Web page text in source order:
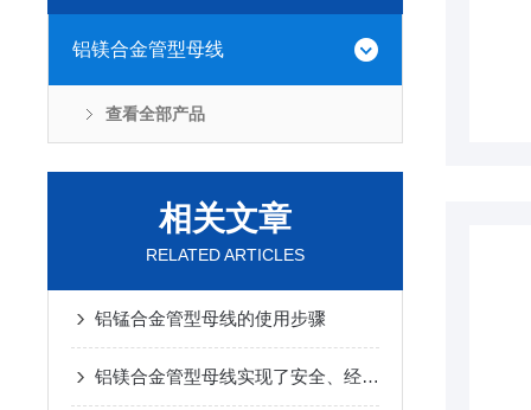
铝镁合金管型母线
查看全部产品
相关文章
RELATED ARTICLES
铝锰合金管型母线的使用步骤
铝镁合金管型母线实现了安全、经济的电能传输